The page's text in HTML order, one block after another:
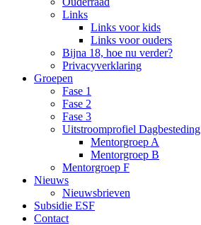
Links
Links voor kids
Links voor ouders
Bijna 18, hoe nu verder?
Privacyverklaring
Groepen
Fase 1
Fase 2
Fase 3
Uitstroomprofiel Dagbesteding
Mentorgroep A
Mentorgroep B
Mentorgroep F
Nieuws
Nieuwsbrieven
Subsidie ESF
Contact